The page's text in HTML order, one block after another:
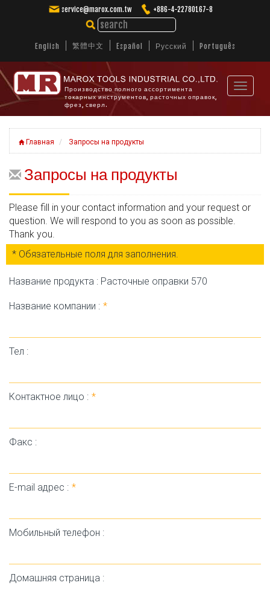
service@marox.com.tw +886-4-22780167-8
English 繁體中文 Español Русский Português
Производство полного ассортимента
токарных инструментов, расточных оправок,
фрез, сверл.
Toggle
Главная Запросы на продукты
Запросы на продукты
Please fill in your contact information and your request or
question. We will respond to you as soon as possible.
Thank you.
* Обязательные поля для заполнения.
Название продукта : Расточные оправки 570
Название компании : *
Тел :
Контактное лицо : *
Факс :
E-mail адрес : *
Мобильный телефон :
Домашняя страница :